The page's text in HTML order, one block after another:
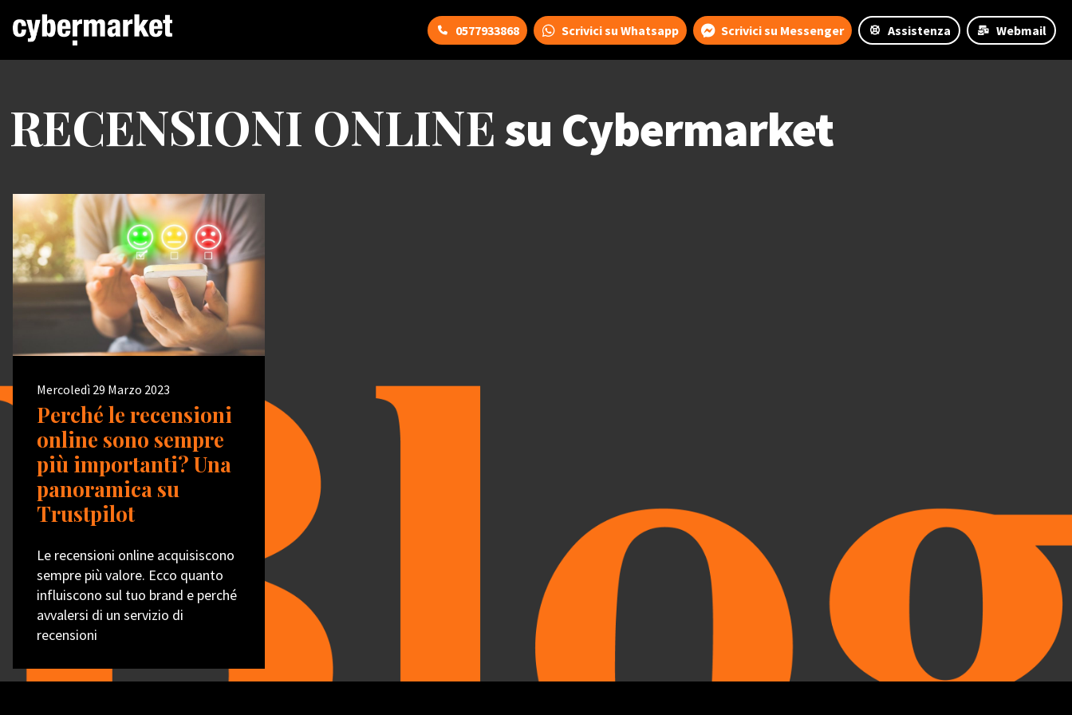
0577933868 Scrivici su Whatsapp Scrivici su Messenger Assistenza Webmail
RECENSIONI ONLINEsu Cybermarket
Mercoledì 29 Marzo 2023
Perché le recensioni
online sono sempre
più importanti? Una
panoramica su
Trustpilot
Le recensioni online acquisiscono
sempre più valore. Ecco quanto
influiscono sul tuo brand e perché
avvalersi di un servizio di
recensioni